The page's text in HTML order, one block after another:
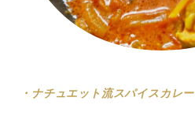
・ナチュエット流スパイスカレー